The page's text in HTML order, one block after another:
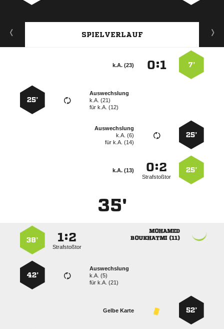
SPIELVERLAUF
7’
:
k.A. (23)
Auswechslung
k.A. (21)
fürk.A. (12)
25’
25’
Auswechslung
k.A. (6)
fürk.A. (14)
25’
:
Strafstoßtor
k.A. (13)
35'

 
:
Strafstoßtor
38’
Auswechslung
k.A. (5)
fürk.A. (21)
42’
52’
Gelbe Karte